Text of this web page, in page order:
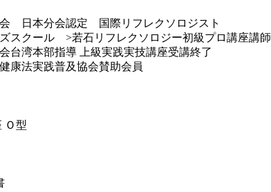
会 日本分会認定 国際リフレクソロジスト
スクール >若石リフレクソロジー初級プロ講座講師
台湾本部指導 上級実践実技講座受講終了
康法実践普及協会賛助会員
Ｏ型